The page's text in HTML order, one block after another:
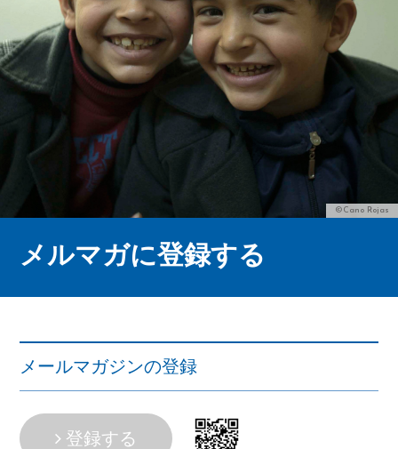
©Cano Rojas
メルマガに登録する
メールマガジンの登録
登録する